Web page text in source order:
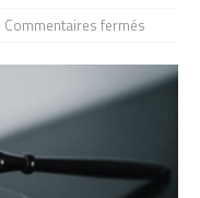
Commentaires fermés